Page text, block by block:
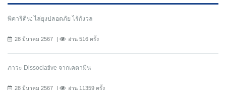
พิคาริดิน: ไล่ยุงปลอดภัย ไร้กังวล
28 มีนาคม 2567 อ่าน 516 ครั้ง
ภาวะ Dissociative จากเคตามีน
28 มีนาคม 2567 อ่าน 11359 ครั้ง